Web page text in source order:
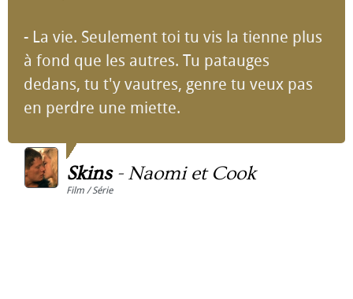
- La vie. Seulement toi tu vis la tienne plus
à fond que les autres. Tu patauges
dedans, tu t'y vautres, genre tu veux pas
en perdre une miette.
Skins- Naomi et Cook
Film / Série